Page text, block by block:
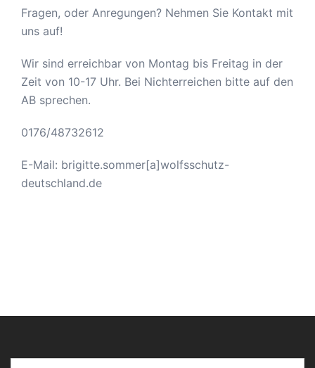
Fragen, oder Anregungen? Nehmen Sie Kontakt mit
uns auf!
Wir sind erreichbar von Montag bis Freitag in der
Zeit von 10-17 Uhr. Bei Nichterreichen bitte auf den
AB sprechen.
0176/48732612
E-Mail: brigitte.sommer[a]wolfsschutz-
deutschland.de
Gib deine E-Mail-Adresse ein ...